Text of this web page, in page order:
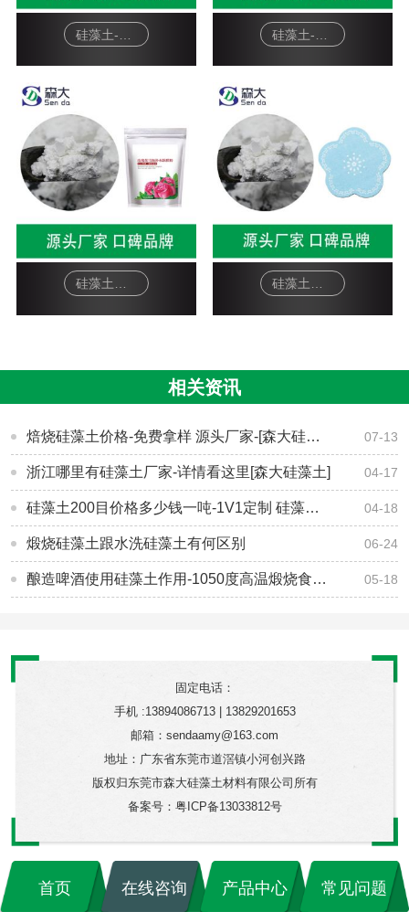
硅藻土面膜-软膜粉 硅藻土工艺品-杯垫
相关资讯
焙烧硅藻土价格-免费拿样 源头厂家-[森大硅藻土] 07-13
浙江哪里有硅藻土厂家-详情看这里[森大硅藻土] 04-17
硅藻土200目价格多少钱一吨-1V1定制 硅藻土更稳定更兼容-[森大硅藻土] 04-18
煅烧硅藻土跟水洗硅藻土有何区别 06-24
酿造啤酒使用硅藻土作用-1050度高温煅烧食品级硅藻土-[森大硅藻土] 05-18
固定电话：
手机 :13894086713 | 13829201653
邮箱：sendaamy@163.com
地址：广东省东莞市道滘镇小河创兴路
版权归东莞市森大硅藻土材料有限公司所有
备案号： 粤ICP备13033812号
首页 在线咨询 产品中心 常见问题